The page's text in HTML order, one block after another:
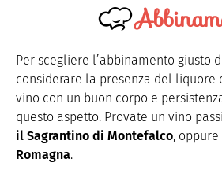
Per scegliere l’abbinamento giusto
considerare la presenza del liquore
vino con un buon corpo e
questo aspetto. Provate un vino
il Sagrantino di Montefalco, oppure
Romagna.